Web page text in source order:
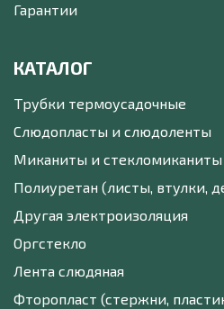
Гарантии
КАТАЛОГ
Трубки термоусадочные
Слюдопласты и слюдоленты
Миканиты и стекломиканиты
Полиуретан (листы, втулки,
Другая электроизоляция
Оргстекло
Лента слюдяная
Фторопласт (стержни,